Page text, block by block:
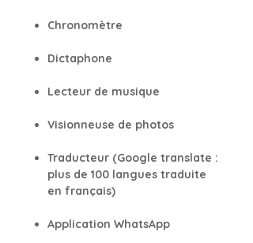
Chronomètre
Dictaphone
Lecteur de musique
Visionneuse de photos
Traducteur (Google translate :
plus de 100 langues traduite
en français)
Application WhatsApp